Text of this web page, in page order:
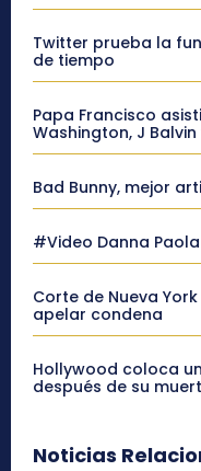
Twitter prueba la
de tiempo
Papa Francisco
Washington, J
Bad Bunny, mejor
#Video Danna Paola
Corte de Nueva
apelar condena
Hollywood coloca
después de su
Noticias